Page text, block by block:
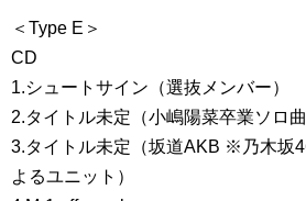
＜Type E＞
CD
1.シュートサイン（選抜メンバー）
2.タイトル未定（小嶋陽菜卒業ソロ曲
3.タイトル未定（坂道AKB ※乃木坂
よるユニット）